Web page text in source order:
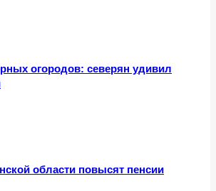
огородов: северян удивил
области повысят пенсии